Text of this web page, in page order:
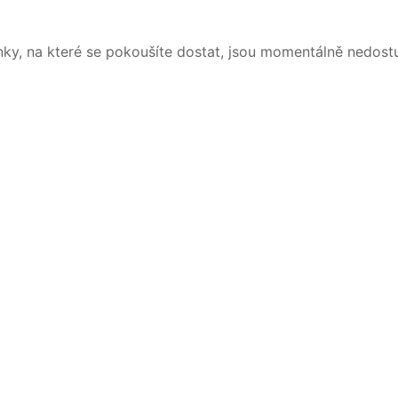
na které se pokoušíte dostat, jsou momentálně